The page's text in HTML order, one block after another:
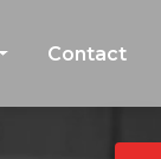
Contact